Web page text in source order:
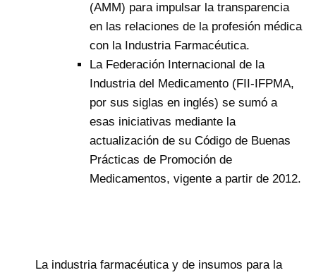
(AMM) para impulsar la transparencia
en las relaciones de la profesión médica
con la Industria Farmacéutica.
La Federación Internacional de la
Industria del Medicamento (FII-IFPMA,
por sus siglas en inglés) se sumó a
esas iniciativas mediante la
actualización de su Código de Buenas
Prácticas de Promoción de
Medicamentos, vigente a partir de 2012.
La industria farmacéutica y de insumos para la